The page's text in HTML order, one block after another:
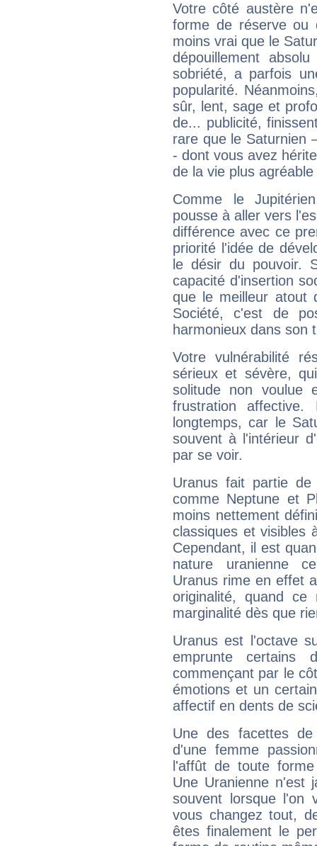
Votre côté austère
forme de réserve
moins vrai que le
dépouillement
sobriété, a parfois
popularité.
sûr, lent, sage et
de... publicité,
rare que le Saturnien
- dont vous avez
de la vie plus
Comme le
pousse à aller vers
différence avec ce
priorité l'idée de
le désir du pouvoir.
capacité d'insertion
que le meilleur atout
Société, c'est de
harmonieux dans son
Votre vulnérabilité
sérieux et sévère,
solitude non voulue
frustration
longtemps, car le
souvent à l'intérieur
par se voir.
Uranus fait partie
comme Neptune et
moins nettement
classiques et visibles
Cependant, il est
nature uranienne
Uranus rime en effet
originalité, quand ce
marginalité dès que
Uranus est l'octave
emprunte
commençant par le
émotions et un
affectif en dents de
Une des facettes
d'une femme
l'affût de toute
Une Uranienne n'est
souvent lorsque l'on
vous changez tout,
êtes finalement le